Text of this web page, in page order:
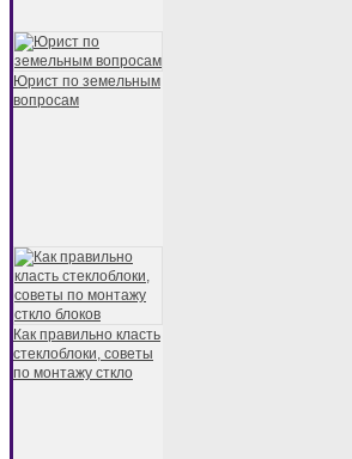
Юрист по земельным
вопросам
Как правильно класть
стеклоблоки, советы
по монтажу сткло